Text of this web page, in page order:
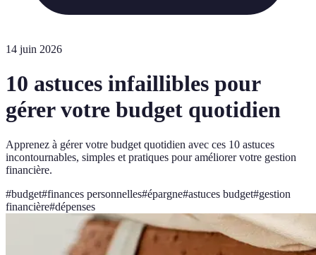
14 juin 2026
10 astuces infaillibles pour
gérer votre budget quotidien
Apprenez à gérer votre budget quotidien avec ces 10 astuces
incontournables, simples et pratiques pour améliorer votre gestion
financière.
#budget#finances personnelles#épargne#astuces budget#gestion
financière#dépenses